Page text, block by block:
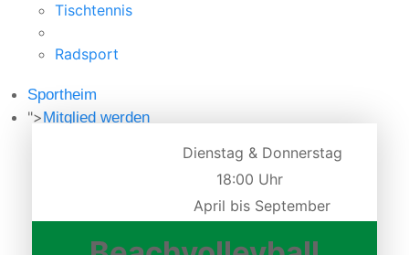
Tischtennis
Radsport
Sportheim
">Mitglied werden
Dienstag & Donnerstag
18:00 Uhr
April bis September